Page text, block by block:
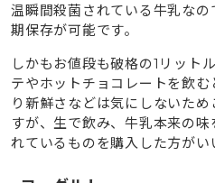
温瞬間殺菌されている牛乳な
期保存が可能です。
しかもお値段も破格の1リット
テやホットチョコレートを飲
り新鮮さなどは気にしないた
すが、生で飲み、牛乳本来の
れているものを購入した方がい